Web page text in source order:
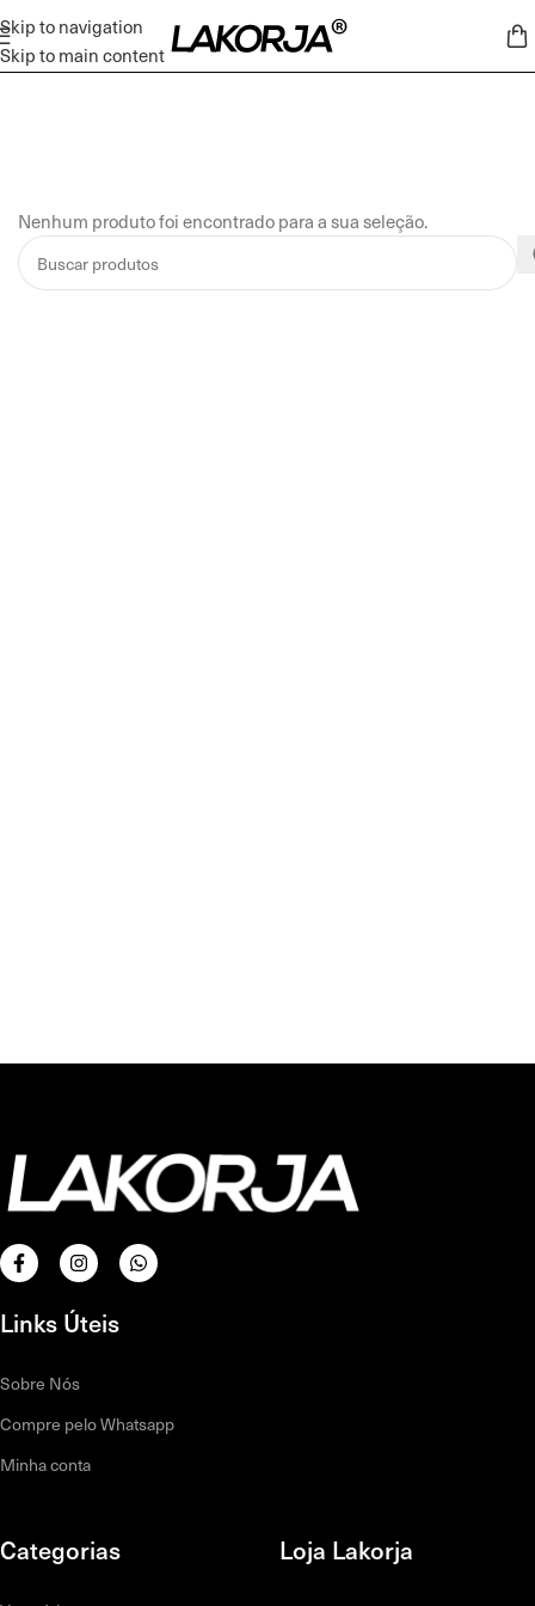
Skip to navigation
Skip to main content
Nenhum produto foi encontrado para a sua seleção.
Links Úteis
Sobre Nós
Compre pelo Whatsapp
Minha conta
Categorias Loja Lakorja